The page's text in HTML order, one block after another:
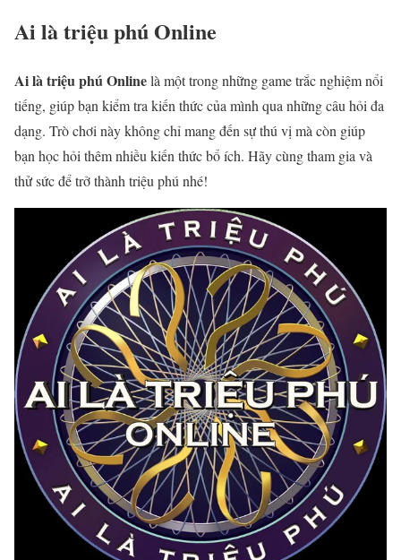
Ai là triệu phú Online
Ai là triệu phú Onlinelà một trong những game trắc nghiệm nổi
tiếng, giúp bạn kiểm tra kiến thức của mình qua những câu hỏi đa
dạng. Trò chơi này không chỉ mang đến sự thú vị mà còn giúp
bạn học hỏi thêm nhiều kiến thức bổ ích. Hãy cùng tham gia và
thử sức để trở thành triệu phú nhé!